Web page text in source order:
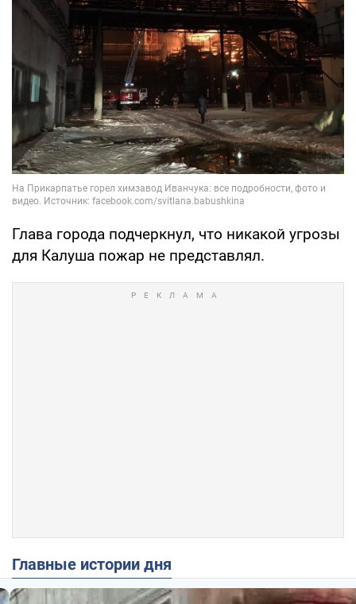
Глава города подчеркнул, что никакой угрозы
для Калуша пожар не представлял.
Главные истории дня